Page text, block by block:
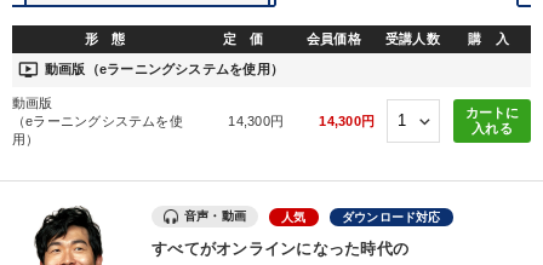
形 態 定 価 会員価格 受講人数 購 入
ondemand_video 動画版（eラーニングシステムを使用）
動画版
（eラーニングシステムを使
用）
14,300円 14,300円
カートに
入れる
音声・動画 人気 ダウンロード対応
すべてがオンラインになった時代の